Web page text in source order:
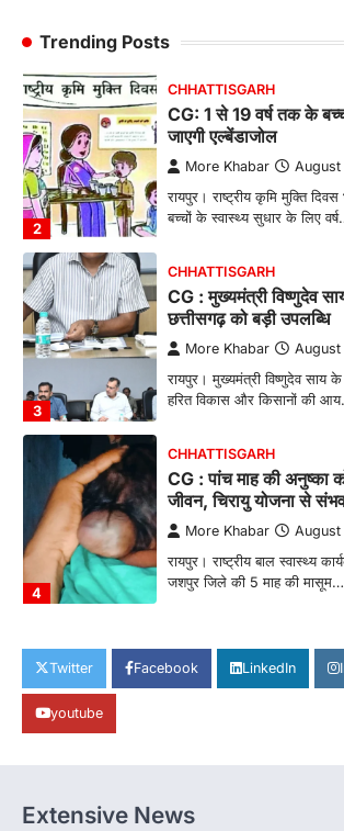
Trending Postsबनाने की दिशा में जिले के नगरी…
2
CHHATTISGARH
CG: 1 से 19 वर्ष तक के
जाएगी एल्बेंडाजोल
More Khabar August
रायपुर। राष्ट्रीय कृमि मुक्ति दिवस
बच्चों के स्वास्थ्य सुधार के लिए
3
CHHATTISGARH
CG : मुख्यमंत्री विष्णुदेव
छत्तीसगढ़ को बड़ी उपलब्धि
More Khabar August
रायपुर। मुख्यमंत्री विष्णुदेव साय
हरित विकास और किसानों की
4
CHHATTISGARH
CG : पांच माह की अनुष्का
जीवन, चिरायु योजना से
More Khabar August
रायपुर। राष्ट्रीय बाल स्वास्थ्य
जशपुर जिले की 5 माह की मासूम…
CG: छिपली की दीदियों का
पालन से बढ़ी आय और मजबूत
बनाने की दिशा में जिले के नगरी…
CHHATTISGARH
Twitter Facebook LinkedIn
youtube
Extensive News